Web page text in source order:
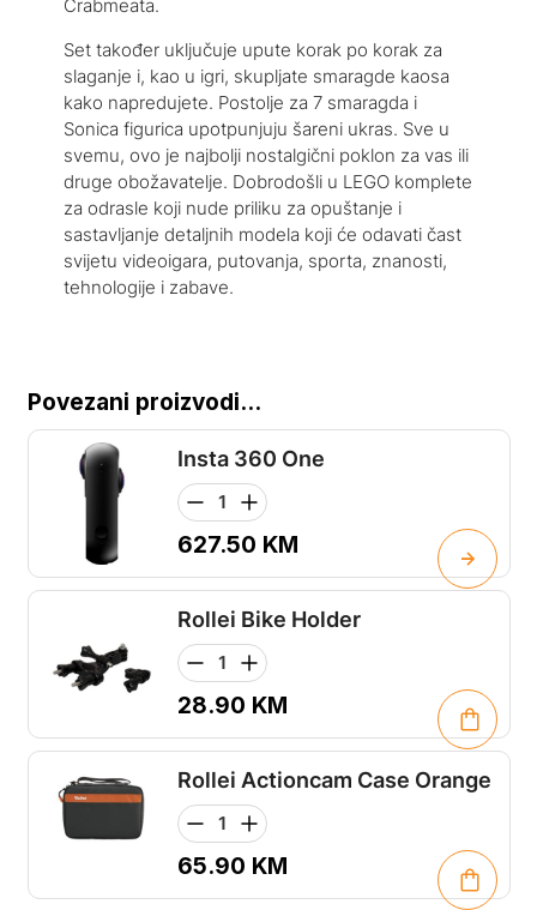
Crabmeata.
Set također uključuje upute korak po korak za
slaganje i, kao u igri, skupljate smaragde kaosa
kako napredujete. Postolje za 7 smaragda i
Sonica figurica upotpunjuju šareni ukras. Sve u
svemu, ovo je najbolji nostalgični poklon za vas ili
druge obožavatelje. Dobrodošli u LEGO komplete
za odrasle koji nude priliku za opuštanje i
sastavljanje detaljnih modela koji će odavati čast
svijetu videoigara, putovanja, sporta, znanosti,
tehnologije i zabave.
Povezani proizvodi...
Insta 360 One
627.50 KM
Rollei Bike Holder
28.90 KM
Rollei Actioncam Case Orange
65.90 KM